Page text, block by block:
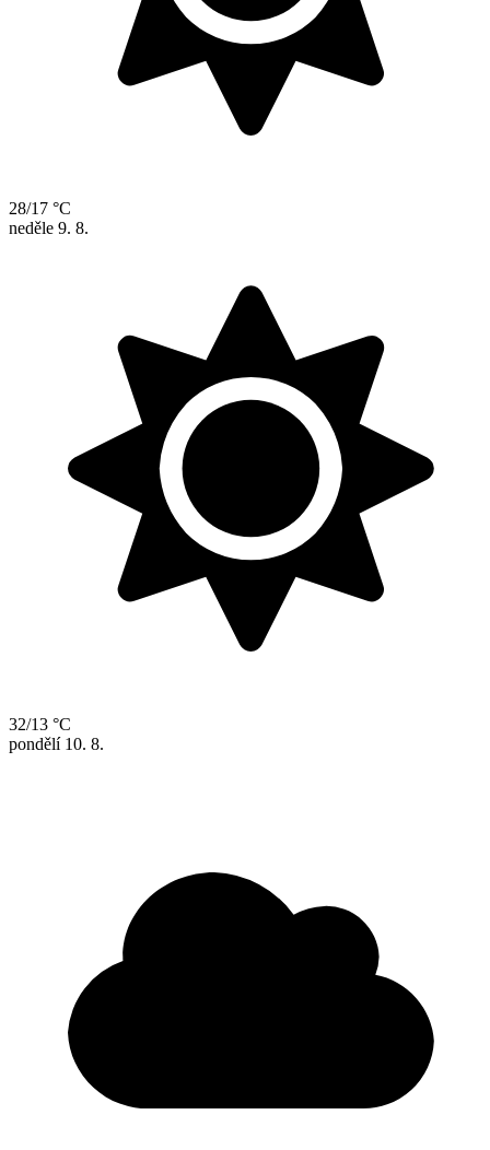
28/17 °C
neděle 9. 8.
32/13 °C
pondělí 10. 8.